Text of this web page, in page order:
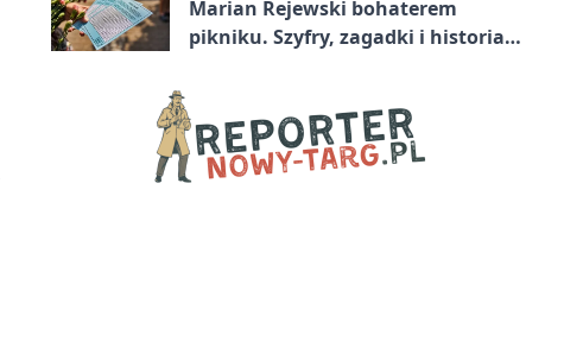
Marian Rejewski bohaterem
pikniku. Szyfry, zagadki i historia